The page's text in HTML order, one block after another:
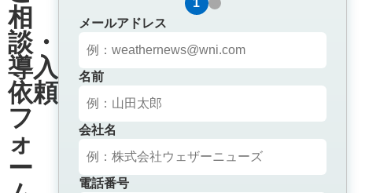
相
談・
導入
依頼
フ
ォ
ー
1
2
メールアドレス
名前
会社名
電話番号